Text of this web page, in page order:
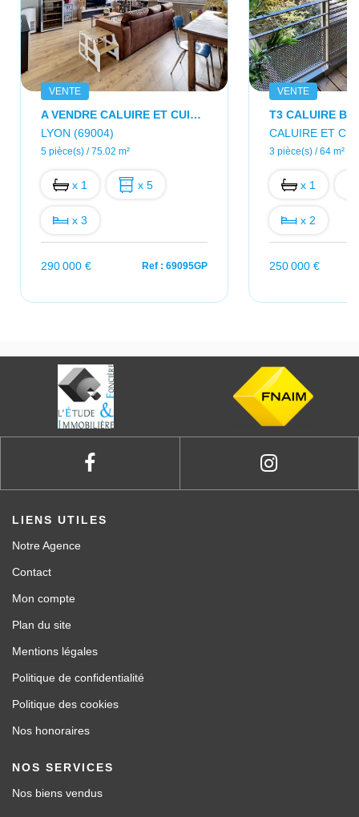
VENTE
A VENDRE CALUIRE ET CUIRE Appartement 5 Pièces 8 Min Du Métro
LYON (69004)
5 pièce(s) / 75.02 m²
x 1 x 5
x 3
290 000 € Ref : 69095GP
VENTE
CALUIRE ET
3 pièce(s) / 64 m²
x 1
x 2
250 000 €
LIENS UTILES
Notre Agence
Contact
Mon compte
Plan du site
Mentions légales
Politique de confidentialité
Politique des cookies
Nos honoraires
NOS SERVICES
Nos biens vendus